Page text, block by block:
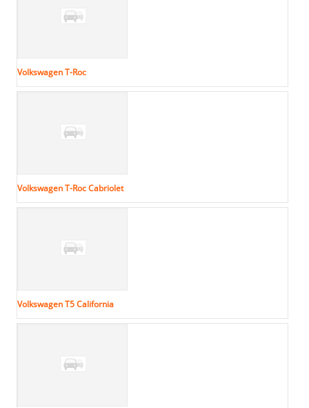
Volkswagen T-Roc
Volkswagen T-Roc Cabriolet
Volkswagen T5 California